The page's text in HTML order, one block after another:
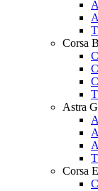
Corsa B
Astra G
Corsa E